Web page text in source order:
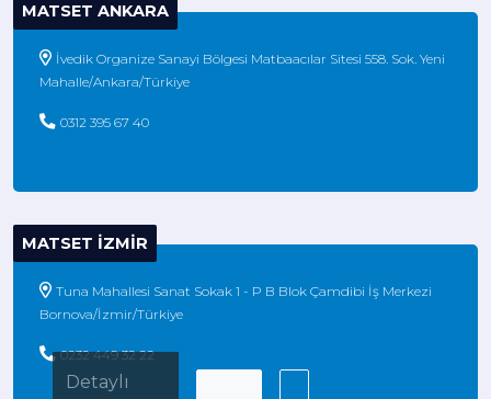
MATSET ANKARA
İvedik Organize Sanayi Bölgesi Matbaacılar Sitesi 558. Sok. Yeni
Mahalle/Ankara/Türkiye
0312 395 67 40
MATSET İZMIR
Tuna Mahallesi Sanat Sokak 1 - P B Blok Çamdibi İş Merkezi
Bornova/İzmir/Türkiye
0232 449 32 22
Detaylı